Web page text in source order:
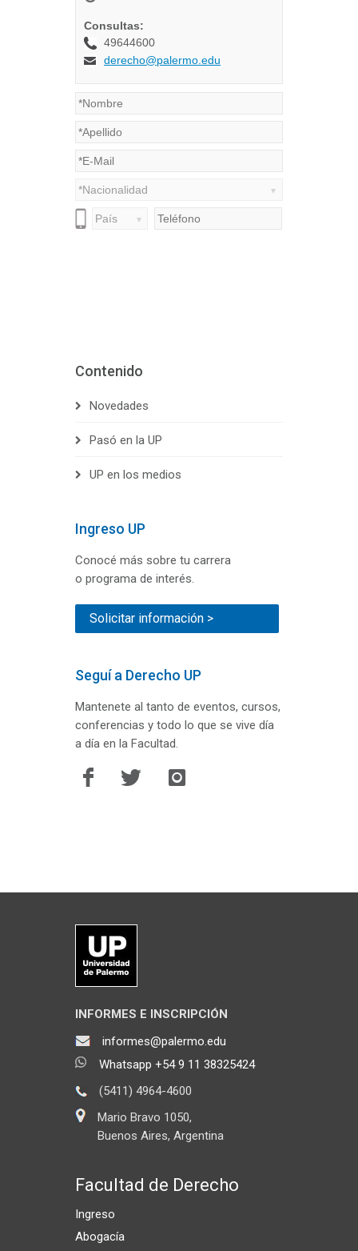
Contenido
Novedades
Pasó en la UP
UP en los medios
Ingreso UP
Conocé más sobre tu carrera
o programa de interés.
Solicitar información >
Seguí a Derecho UP
Mantenete al tanto de eventos, cursos,
conferencias y todo lo que se vive día
a día en la Facultad.
INFORMES E INSCRIPCIÓN
informes@palermo.edu
Whatsapp +54 9 11 38325424
(5411) 4964-4600
Mario Bravo 1050,
Buenos Aires, Argentina
Facultad de Derecho
Ingreso
Abogacía